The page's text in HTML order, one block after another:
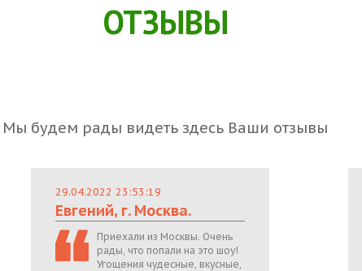
ОТЗЫВЫ
Мы будем рады видеть здесь Ваши отзывы
29.04.2022 23:53:19
Евгений, г. Москва.
Приехали из Москвы. Очень
рады, что попали на это шоу!
Угощения чудесные, вкусные,